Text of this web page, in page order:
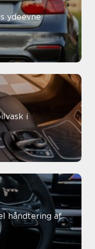
ydeevne
i
håndtering af